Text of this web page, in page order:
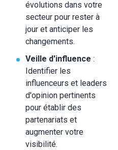
évolutions dans votre
secteur pour rester à
jour et anticiper les
changements.
Veille d'influence :
Identifier les
influenceurs et leaders
d'opinion pertinents
pour établir des
partenariats et
augmenter votre
visibilité.